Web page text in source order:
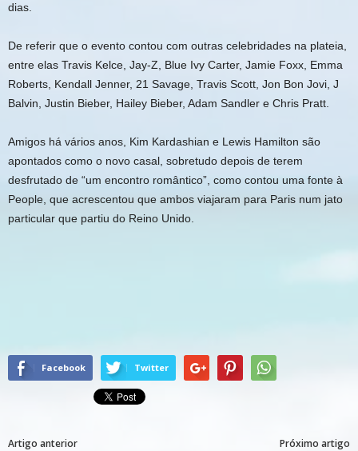
dias.
De referir que o evento contou com outras celebridades na plateia,
entre elas Travis Kelce, Jay-Z, Blue Ivy Carter, Jamie Foxx, Emma
Roberts, Kendall Jenner, 21 Savage, Travis Scott, Jon Bon Jovi, J
Balvin, Justin Bieber, Hailey Bieber, Adam Sandler e Chris Pratt.
Amigos há vários anos, Kim Kardashian e Lewis Hamilton são
apontados como o novo casal, sobretudo depois de terem
desfrutado de “um encontro romântico”, como contou uma fonte à
People, que acrescentou que ambos viajaram para Paris num jato
particular que partiu do Reino Unido.
Facebook Twitter
Artigo anterior Próximo artigo